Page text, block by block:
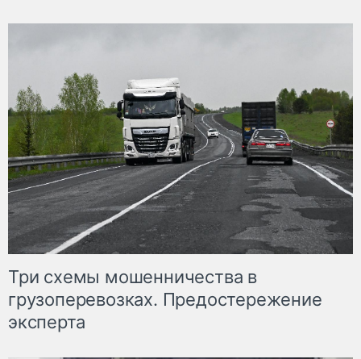
Три схемы мошенничества в
грузоперевозках. Предостережение
эксперта